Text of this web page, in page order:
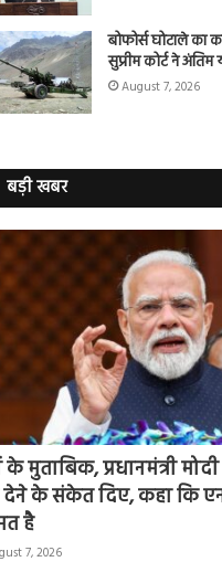
बोफोर्स घोटाले का
सुप्रीम कोर्ट ने अंतिम
August 7, 2026
बड़ी खबर
के मुताबिक, प्रधानमंत्री
देने के संकेत दिए, कहा कि
है
7, 2026